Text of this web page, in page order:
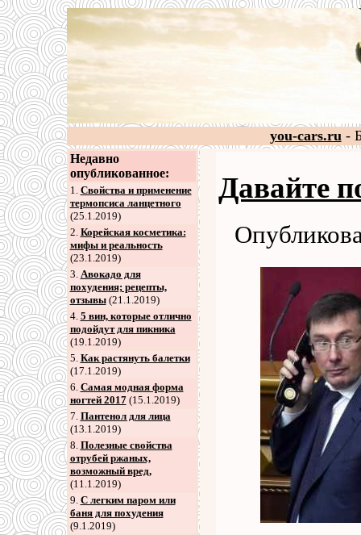
you-cars.ru-
Недавно
опубликованное:
1. Свойства и применение
термопсиса ланцетного
(25.1.2019)
2. Корейская косметика:
мифы и реальность
(23.1.2019)
3. Авокадо для
похудения; рецепты,
отзывы(21.1.2019)
4. 5 вин, которые отлично
подойдут для пикника
(19.1.2019)
5. Как растянуть балетки
(17.1.2019)
6. Самая модная форма
ногтей 2017(15.1.2019)
7. Пантенол для лица
(13.1.2019)
8. Полезные свойства
отрубей ржаных,
возможный вред,
(11.1.2019)
9. С легким паром или
баня для похудения
(9.1.2019)
Давайте